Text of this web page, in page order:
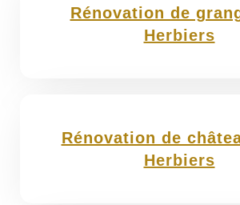
Rénovation de
Herbiers
Rénovation de
Herbiers